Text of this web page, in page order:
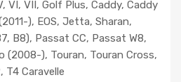
VI, VII, Golf Plus, Caddy, Caddy
), EOS, Jetta, Sharan,
B8), Passat CC, Passat W8,
(2008-), Touran, Touran Cross,
T4 Caravelle